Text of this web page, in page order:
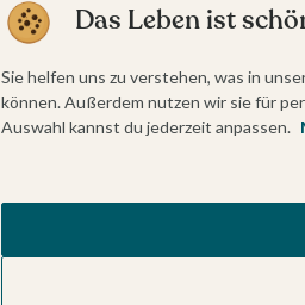
Das Leben ist
Sie helfen uns zu verstehen, was in
können. Außerdem nutzen wir sie für
Auswahl kannst du jederzeit anpassen.